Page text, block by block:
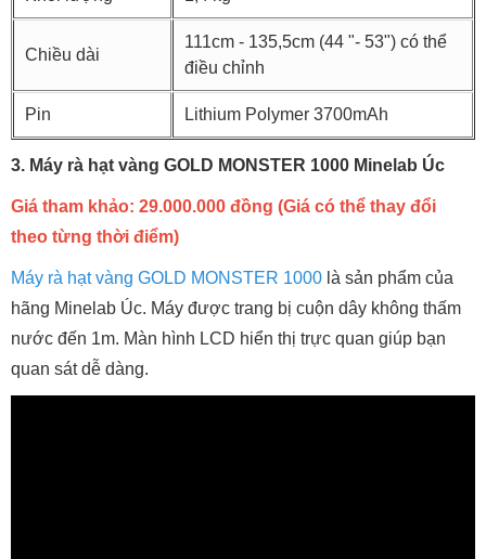
Chiều dài
111cm - 135,5cm (44 "- 53") có thể
điều chỉnh
Pin Lithium Polymer 3700mAh
3. Máy rà hạt vàng GOLD MONSTER 1000 Minelab Úc
Giá tham khảo: 29.000.000 đồng (Giá có thể thay đổi
theo từng thời điểm)
Máy rà hạt vàng GOLD MONSTER 1000 là sản phẩm của
hãng Minelab Úc. Máy được trang bị cuộn dây không thấm
nước đến 1m. Màn hình LCD hiển thị trực quan giúp bạn
quan sát dễ dàng.